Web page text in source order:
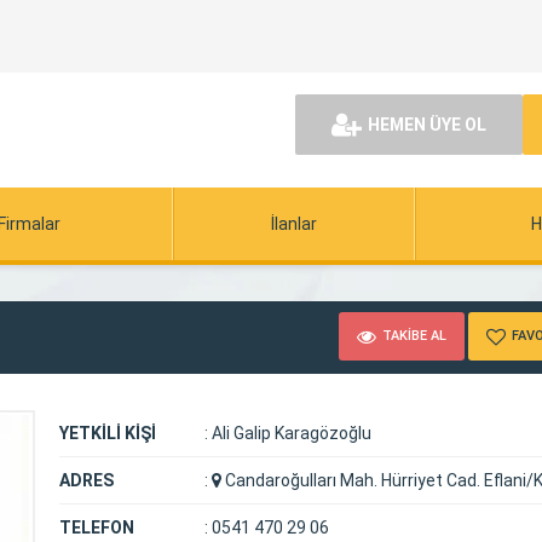
HEMEN ÜYE OL
İlanlar
TAKİBE AL
YETKİLİ KİŞİ : Ali Galip Karagözoğlu
ADRES : Candaroğulları Mah. Hürriyet Cad. Eflani/
TELEFON : 0541 470 29 06